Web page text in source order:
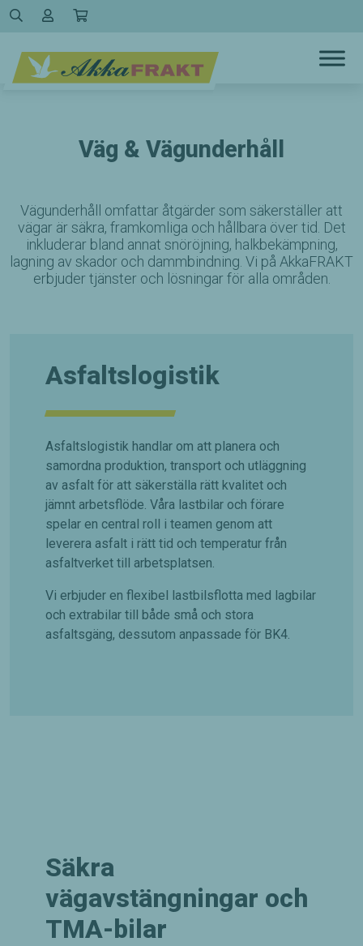
Hoppa
Väg & Vägunderhåll
Vägunderhåll omfattar åtgärder som säkerställer att
vägar är säkra, framkomliga och hållbara över tid. Det
inkluderar bland annat snöröjning, halkbekämpning,
lagning av skador och dammbindning. Vi på AkkaFRAKT
erbjuder tjänster och lösningar för alla områden.
Asfaltslogistik
Asfaltslogistik handlar om att planera och
samordna produktion, transport och utläggning
av asfalt för att säkerställa rätt kvalitet och
jämnt arbetsflöde. Våra lastbilar och förare
spelar en central roll i teamen genom att
leverera asfalt i rätt tid och temperatur från
asfaltverket till arbetsplatsen.
Vi erbjuder en flexibel lastbilsflotta med lagbilar
och extrabilar till både små och stora
asfaltsgäng, dessutom anpassade för BK4.
Säkra
vägavstängningar och
TMA-bilar